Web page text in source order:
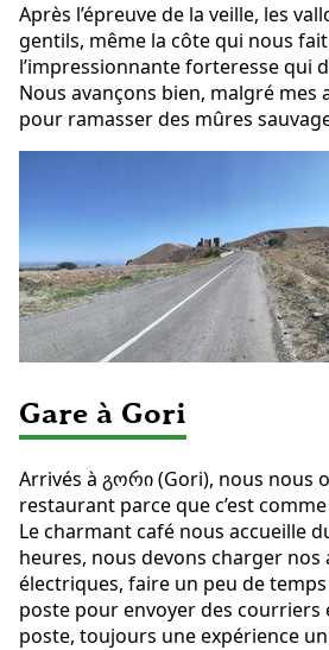
Après l’épreuve de la veille, les
gentils, même la côte qui nous
l’impressionnante forteresse qui
Nous avançons bien, malgré
pour ramasser des mûres
Gare à Gori
Arrivés à გორი (Gori), nous nous
restaurant parce que c’est
Le charmant café nous accueille
heures, nous devons charger nos
électriques, faire un peu de temps
poste pour envoyer des courriers
poste, toujours une expérience